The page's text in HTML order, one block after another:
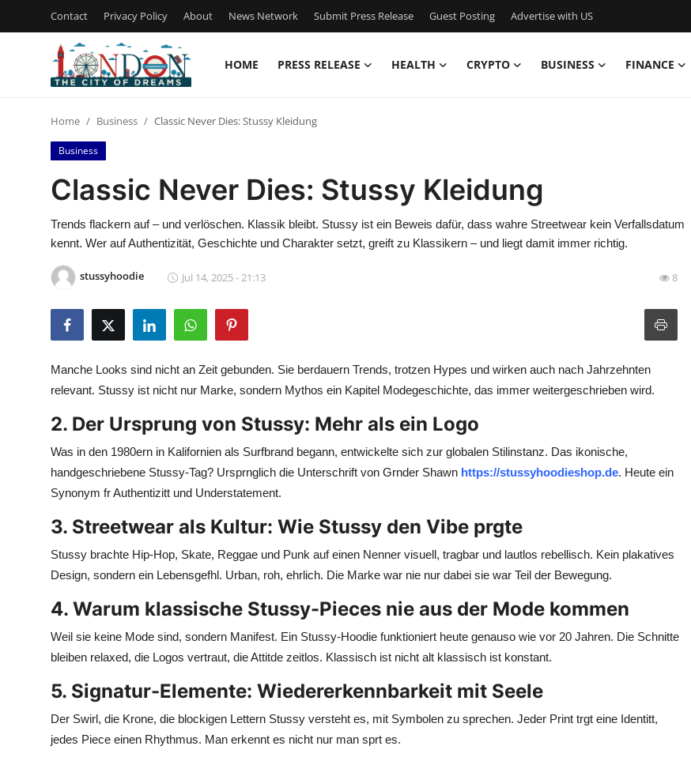
Contact Privacy Policy About News Network Submit Press Release Guest Posting Advertise with US
HOME PRESS RELEASE HEALTH CRYPTO BUSINESS FINANCE
Contact
Press Release
Privacy Policy
Submit Press Release
Advertise with US
Crypto
Business
Finance
Real Estate
General
Top 10
Home Business Classic Never Dies: Stussy Kleidung
Business
Classic Never Dies: Stussy Kleidung
Trends flackern auf – und verlöschen. Klassik bleibt. Stussy ist ein Beweis dafür, dass wahre Streetwear kein Verfallsdatum
kennt. Wer auf Authentizität, Geschichte und Charakter setzt, greift zu Klassikern – und liegt damit immer richtig.
stussyhoodie Jul 14, 2025 - 21:13 8
Manche Looks sind nicht an Zeit gebunden. Sie berdauern Trends, trotzen Hypes und wirken auch nach Jahrzehnten
relevant. Stussy ist nicht nur Marke, sondern Mythos ein Kapitel Modegeschichte, das immer weitergeschrieben wird.
2. Der Ursprung von Stussy: Mehr als ein Logo
Was in den 1980ern in Kalifornien als Surfbrand begann, entwickelte sich zur globalen Stilinstanz. Das ikonische,
handgeschriebene Stussy-Tag? Ursprnglich die Unterschrift von Grnder Shawn https://stussyhoodieshop.de. Heute ein
Synonym fr Authentizitt und Understatement.
3. Streetwear als Kultur: Wie Stussy den Vibe prgte
Stussy brachte Hip-Hop, Skate, Reggae und Punk auf einen Nenner visuell, tragbar und lautlos rebellisch. Kein plakatives
Design, sondern ein Lebensgefhl. Urban, roh, ehrlich. Die Marke war nie nur dabei sie war Teil der Bewegung.
4. Warum klassische Stussy-Pieces nie aus der Mode kommen
Weil sie keine Mode sind, sondern Manifest. Ein Stussy-Hoodie funktioniert heute genauso wie vor 20 Jahren. Die Schnitte
bleiben relaxed, die Logos vertraut, die Attitde zeitlos. Klassisch ist nicht alt klassisch ist konstant.
5. Signatur-Elemente: Wiedererkennbarkeit mit Seele
Der Swirl, die Krone, die blockigen Lettern Stussy versteht es, mit Symbolen zu sprechen. Jeder Print trgt eine Identitt,
jedes Piece einen Rhythmus. Man erkennt es nicht nur man sprt es.